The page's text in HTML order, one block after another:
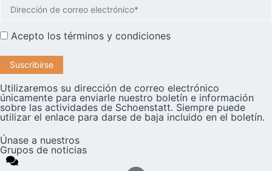
Acepto los términos y condiciones
Utilizaremos su dirección de correo electrónico
únicamente para enviarle nuestro boletín e información
sobre las actividades de Schoenstatt. Siempre puede
utilizar el enlace para darse de baja incluido en el boletín.
Únase a nuestros
Grupos de noticias